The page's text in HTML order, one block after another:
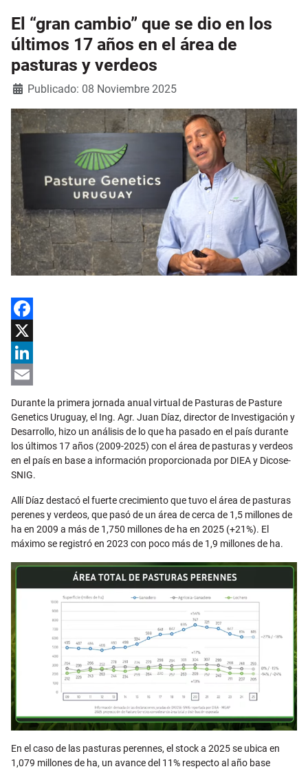
El “gran cambio” que se dio en los
últimos 17 años en el área de
pasturas y verdeos
Detalles
Publicado: 08 Noviembre 2025
Facebook
X
LinkedIn
Durante la primera jornada anual virtual de Pasturas de Pasture
Genetics Uruguay, el Ing. Agr. Juan Díaz, director de Investigación y
Desarrollo, hizo un análisis de lo que ha pasado en el país durante
los últimos 17 años (2009-2025) con el área de pasturas y verdeos
en el país en base a información proporcionada por DIEA y Dicose-
SNIG.
Allí Díaz destacó el fuerte crecimiento que tuvo el área de pasturas
perenes y verdeos, que pasó de un área de cerca de 1,5 millones de
ha en 2009 a más de 1,750 millones de ha en 2025 (+21%). El
máximo se registró en 2023 con poco más de 1,9 millones de ha.
En el caso de las pasturas perennes, el stock a 2025 se ubica en
1,079 millones de ha, un avance del 11% respecto al año base